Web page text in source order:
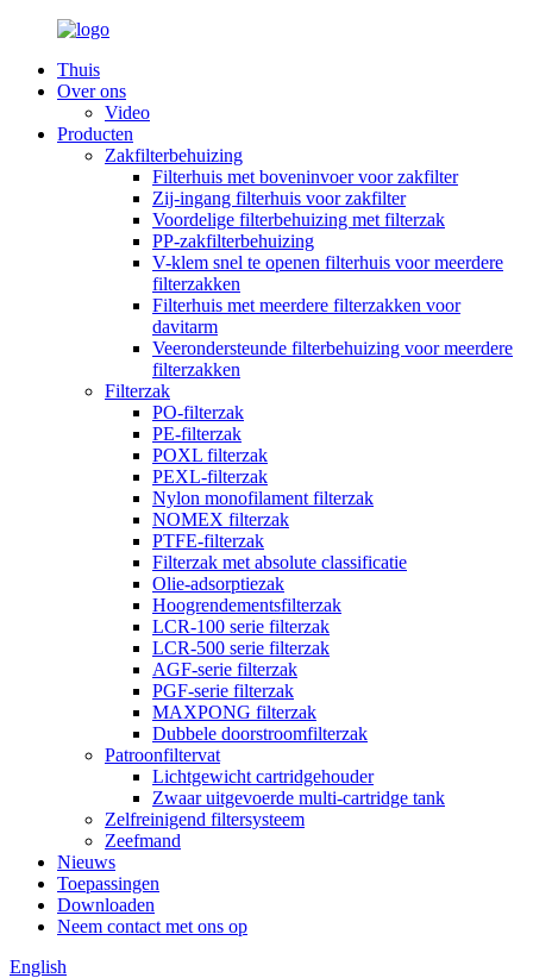
Thuis
Over ons
Video
Producten
Zakfilterbehuizing
Filterhuis met boveninvoer voor zakfilter
Zij-ingang filterhuis voor zakfilter
Voordelige filterbehuizing met filterzak
PP-zakfilterbehuizing
V-klem snel te openen filterhuis voor meerdere
filterzakken
Filterhuis met meerdere filterzakken voor
davitarm
Veerondersteunde filterbehuizing voor meerdere
filterzakken
Filterzak
PO-filterzak
PE-filterzak
POXL filterzak
PEXL-filterzak
Nylon monofilament filterzak
NOMEX filterzak
PTFE-filterzak
Filterzak met absolute classificatie
Olie-adsorptiezak
Hoogrendementsfilterzak
LCR-100 serie filterzak
LCR-500 serie filterzak
AGF-serie filterzak
PGF-serie filterzak
MAXPONG filterzak
Dubbele doorstroomfilterzak
Patroonfiltervat
Lichtgewicht cartridgehouder
Zwaar uitgevoerde multi-cartridge tank
Zelfreinigend filtersysteem
Zeefmand
Nieuws
Toepassingen
Downloaden
Neem contact met ons op
English